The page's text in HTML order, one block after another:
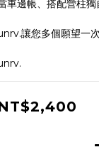
車邊帳、搭配營柱獨
讓您多個願望一次